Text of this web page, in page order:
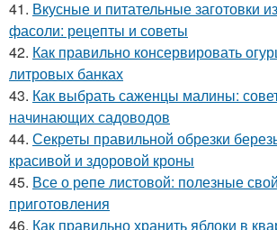
41. Вкусные и питательные заготовки
фасоли: рецепты и советы
42. Как правильно консервировать
литровых банках
43. Как выбрать саженцы малины:
начинающих садоводов
44. Секреты правильной обрезки
красивой и здоровой кроны
45. Все о репе листовой: полезные
приготовления
46. Как правильно хранить яблоки в